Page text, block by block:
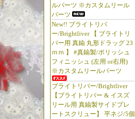
ルパーツ ※カスタムリール
パーツ
New!! ブライトリバ
ー/Brightliver 【 ブライトリ
バー用 真鍮 丸形ドラッグ 23
ｍｍ 】 #真鍮製/ポリッシュ
フィニッシュ (左用 or右用)
※カスタムリールパーツ
ブライトリバー/Brightliver
【ブライトリバー & イスズ
リール用 真鍮製サイドプレ
ートスクリュー】 平ネジ/5個